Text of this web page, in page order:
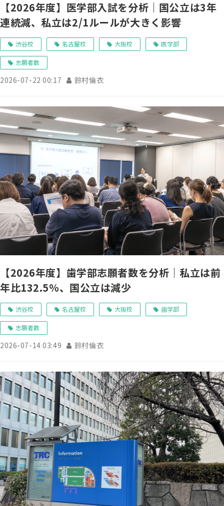
【2026年度】医学部入試を分析｜国公立は3年
連続減、私立は2/1ルールが大きく影響
渋谷校 名古屋校 大阪校 医学部
志願者数
2026-07-22 00:17 鈴村倫衣
【2026年度】歯学部志願者数を分析｜私立は前
年比132.5％、国公立は減少
渋谷校 名古屋校 大阪校 歯学部
志願者数
2026-07-14 03:49 鈴村倫衣